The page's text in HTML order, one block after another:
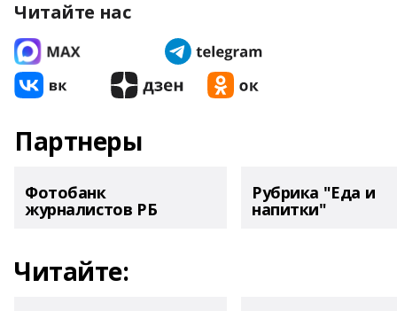
Читайте нас
Партнеры
Фотобанк
журналистов РБ
Рубрика "Еда и
напитки"
Читайте: